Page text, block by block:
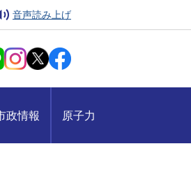
音声読み上げ
政情報 原子力